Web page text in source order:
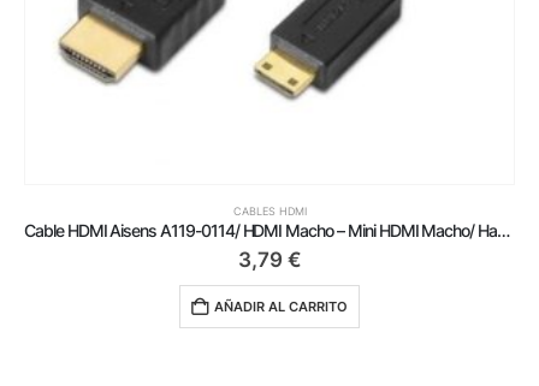
CABLES HDMI
Cable HDMI Aisens A119-0114/ HDMI Macho – Mini HDMI Macho/ Hasta 10W/ 720Mbps/ 1.8m/ Negro
3,79 €
AÑADIR AL CARRITO